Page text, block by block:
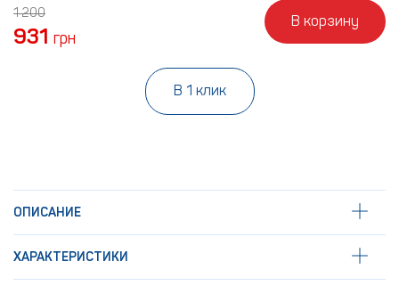
1 200
931 грн
В корзину
В 1 клик
ОПИСАНИЕ
ХАРАКТЕРИСТИКИ